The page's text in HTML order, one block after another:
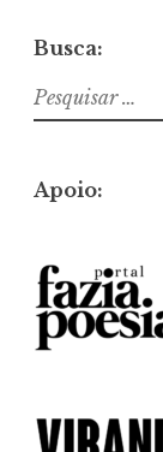
Busca:
Pesquisar
por:
Apoio: